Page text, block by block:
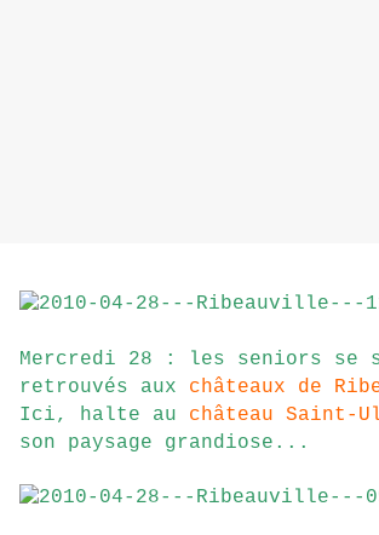
Mercredi 28 : les seniors se
retrouvés aux châteaux de
Ici, halte au château Saint-
son paysage grandiose...